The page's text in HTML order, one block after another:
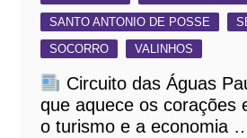
SANTO ANTONIO DE POSSE
SOCORRO
VALINHOS
Circuito das Águas
que aquece os corações
o turismo e a economia